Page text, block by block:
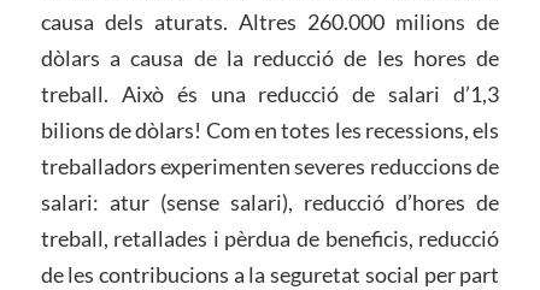
causa dels aturats. Altres 260.000 milions de
dòlars a causa de la reducció de les hores de
treball. Això és una reducció de salari d’1,3
bilions de dòlars! Com en totes les recessions, els
treballadors experimenten severes reduccions de
salari: atur (sense salari), reducció d’hores de
treball, retallades i pèrdua de beneficis, reducció
de les contribucions a la seguretat social per part